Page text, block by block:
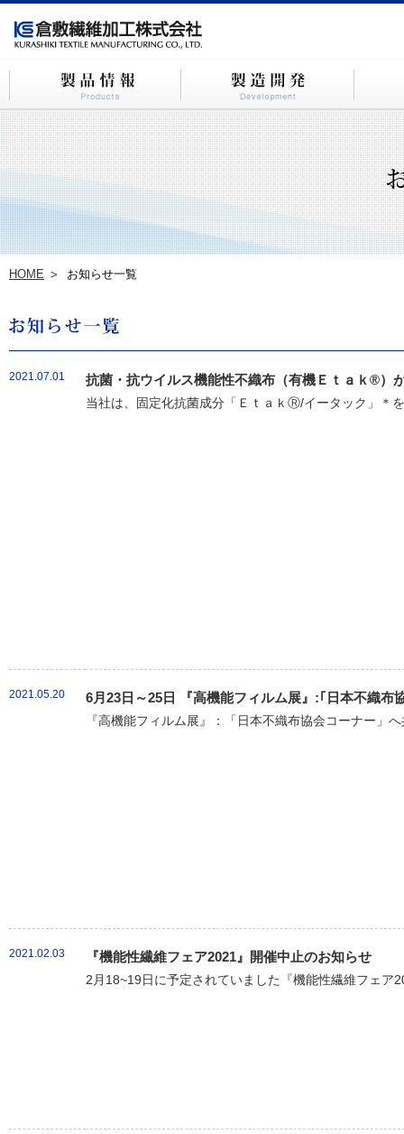
HOME お知らせ一覧
2021.07.01 抗菌・抗ウイルス機能性不織布（有機Ｅｔａｋ®）
当社は、固定化抗菌成分「ＥｔａｋⓇ/イータック」＊
2021.05.20 6月23日～25日 『高機能フィルム展』:｢日本不織布
『高機能フィルム展』：「日本不織布協会コーナー」
2021.02.03 『機能性繊維フェア2021』開催中止のお知らせ
2月18~19日に予定されていました『機能性繊維フェア